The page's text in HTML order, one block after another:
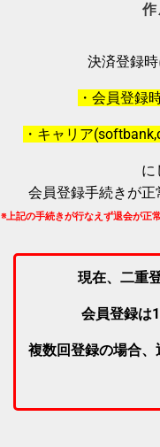
決済登録
・会員登録
・キャリア
に
会員登録手続きが正
※上記の手続きが行なえず退会が正
現在、二重
会員登録は
複数回登録の場合